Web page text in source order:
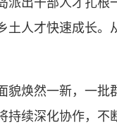
出干部人才扎根
人才快速成长。
焕然一新，一批
持续深化协作，